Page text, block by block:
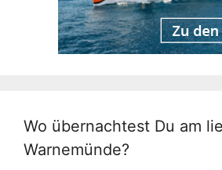
Wo übernachtest Du am
Warnemünde?